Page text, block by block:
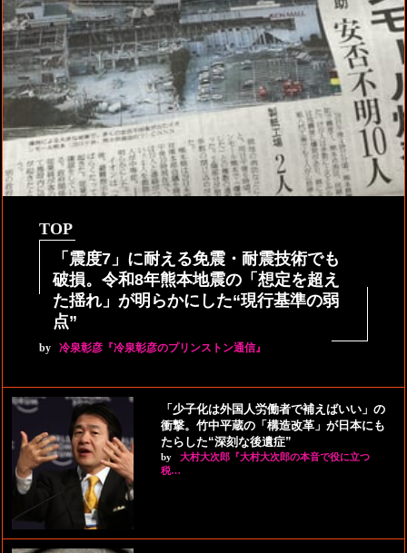
TOP
「震度7」に耐える免震・耐震技術でも
破損。令和8年熊本地震の「想定を超え
た揺れ」が明らかにした“現行基準の弱
点”
by 冷泉彰彦『冷泉彰彦のプリンストン通信』
「少子化は外国人労働者で補えばいい」の
衝撃。竹中平蔵の「構造改革」が日本にも
たらした“深刻な後遺症”
by
大村大次郎『大村大次郎の本音で役に立つ
税…